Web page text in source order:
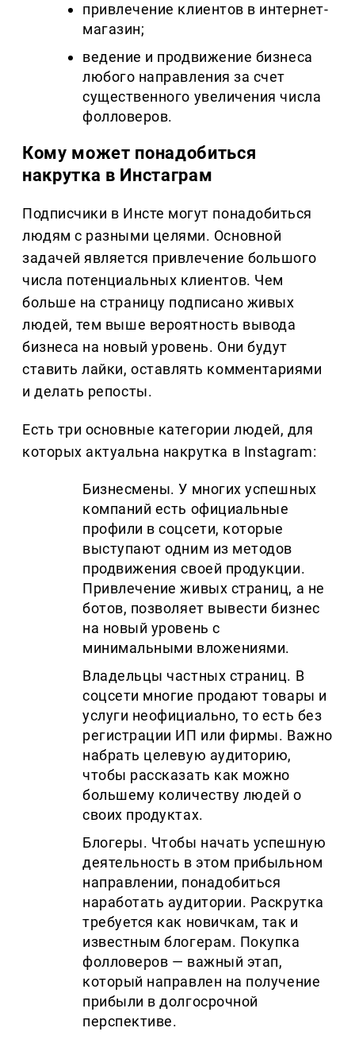
привлечение клиентов в интернет-
магазин;
ведение и продвижение бизнеса
любого направления за счет
существенного увеличения числа
фолловеров.
Кому может понадобиться
накрутка в Инстаграм
Подписчики в Инсте могут понадобиться
людям с разными целями. Основной
задачей является привлечение большого
числа потенциальных клиентов. Чем
больше на страницу подписано живых
людей, тем выше вероятность вывода
бизнеса на новый уровень. Они будут
ставить лайки, оставлять комментариями
и делать репосты.
Есть три основные категории людей, для
которых актуальна накрутка в Instagram:
Бизнесмены. У многих успешных
компаний есть официальные
профили в соцсети, которые
выступают одним из методов
продвижения своей продукции.
Привлечение живых страниц, а не
ботов, позволяет вывести бизнес
на новый уровень с
минимальными вложениями.
Владельцы частных страниц. В
соцсети многие продают товары и
услуги неофициально, то есть без
регистрации ИП или фирмы. Важно
набрать целевую аудиторию,
чтобы рассказать как можно
большему количеству людей о
своих продуктах.
Блогеры. Чтобы начать успешную
деятельность в этом прибыльном
направлении, понадобиться
наработать аудитории. Раскрутка
требуется как новичкам, так и
известным блогерам. Покупка
фолловеров — важный этап,
который направлен на получение
прибыли в долгосрочной
перспективе.